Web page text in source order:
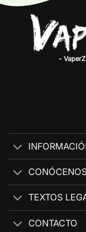
-
TEXTOS
CONTACTO